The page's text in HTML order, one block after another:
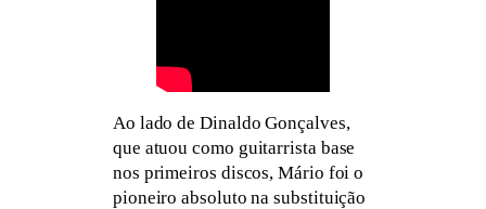
Ao lado de Dinaldo Gonçalves,
que atuou como guitarrista base
nos primeiros discos, Mário foi o
pioneiro absoluto na substituição